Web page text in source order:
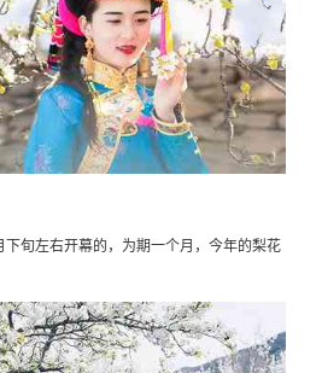
旬左右开幕的，为期一个月，今年的梨花